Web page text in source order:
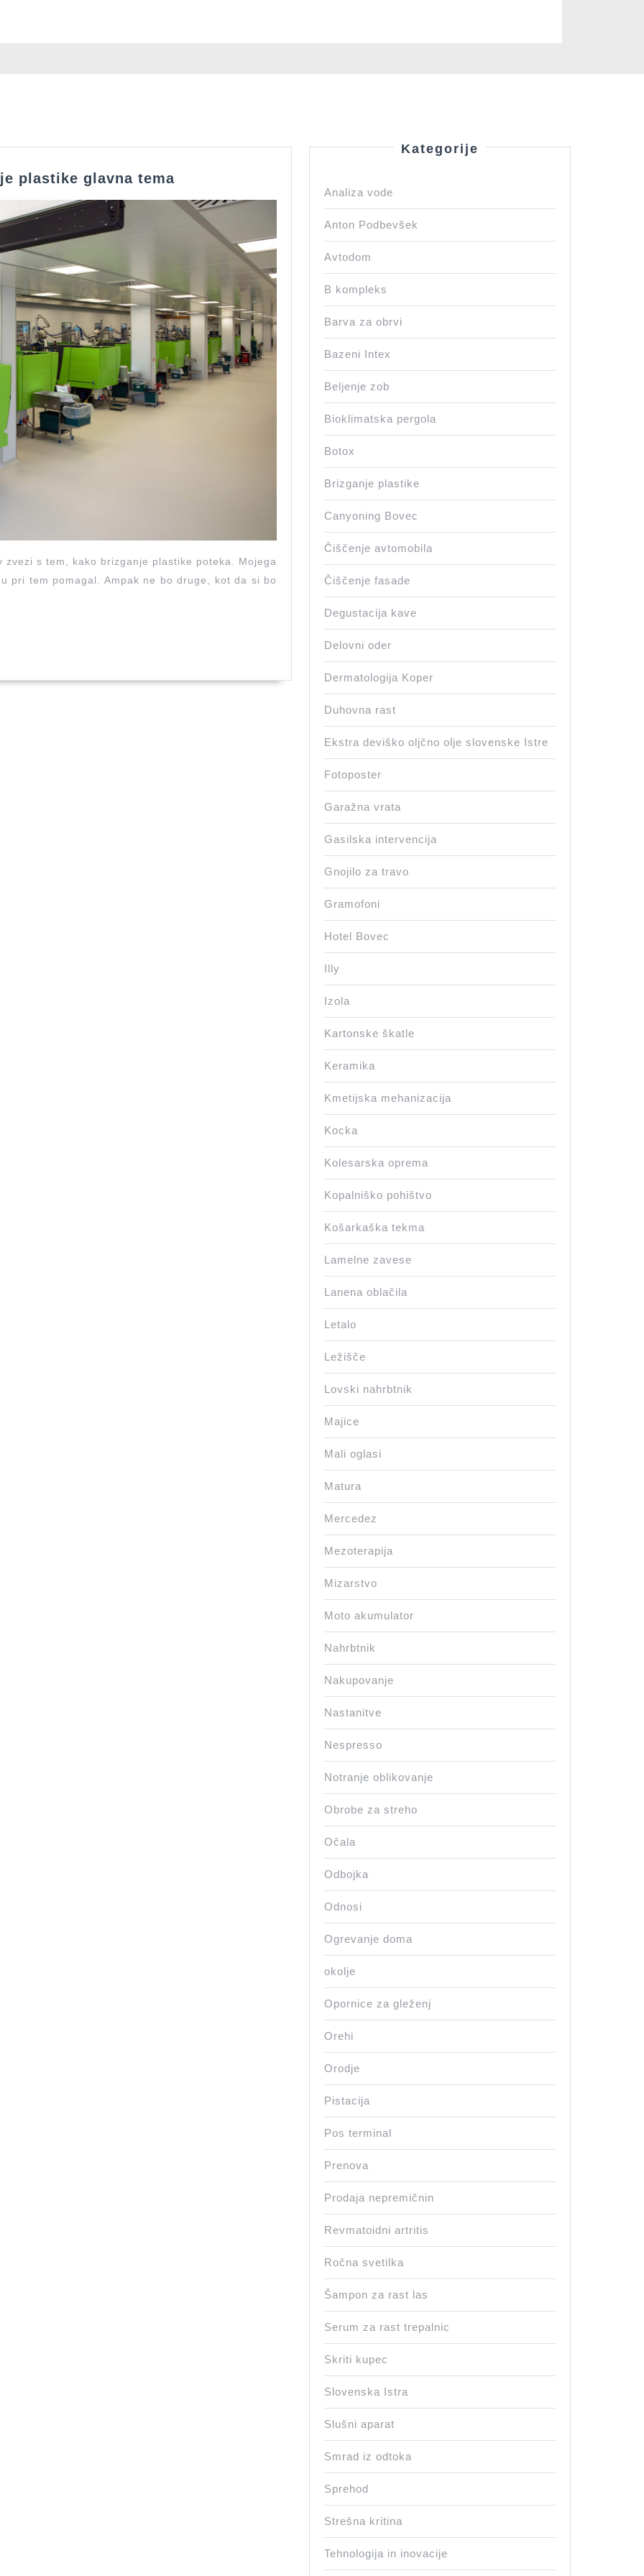
plastike glavna tema
naloga,
kjer
brizganje
plastike
tema
s tem, kako brizganje plastike poteka. Mojega
pri tem pomagal. Ampak ne bo druge, kot da si bo
Kategorije
Analiza vode
Anton Podbevšek
Avtodom
B kompleks
Barva za obrvi
Bazeni Intex
Beljenje zob
Bioklimatska pergola
Botox
Brizganje plastike
Canyoning Bovec
Čiščenje avtomobila
Čiščenje fasade
Degustacija kave
Delovni oder
Dermatologija Koper
Duhovna rast
Ekstra deviško oljčno olje slovenske Istre
Fotoposter
Garažna vrata
Gasilska intervencija
Gnojilo za travo
Gramofoni
Hotel Bovec
Illy
Izola
Kartonske škatle
Keramika
Kmetijska mehanizacija
Kocka
Kolesarska oprema
Kopalniško pohištvo
Košarkaška tekma
Lamelne zavese
Lanena oblačila
Letalo
Ležišče
Lovski nahrbtnik
Majice
Mali oglasi
Matura
Mercedez
Mezoterapija
Mizarstvo
Moto akumulator
Nahrbtnik
Nakupovanje
Nastanitve
Nespresso
Notranje oblikovanje
Obrobe za streho
Očala
Odbojka
Odnosi
Ogrevanje doma
okolje
Opornice za gleženj
Orehi
Orodje
Pistacija
Pos terminal
Prenova
Prodaja nepremičnin
Revmatoidni artritis
Ročna svetilka
Šampon za rast las
Serum za rast trepalnic
Skriti kupec
Slovenska Istra
Slušni aparat
Smrad iz odtoka
Sprehod
Strešna kritina
Tehnologija in inovacije